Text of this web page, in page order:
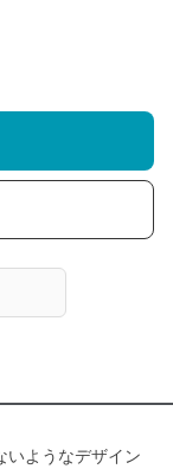
いようなデザイン